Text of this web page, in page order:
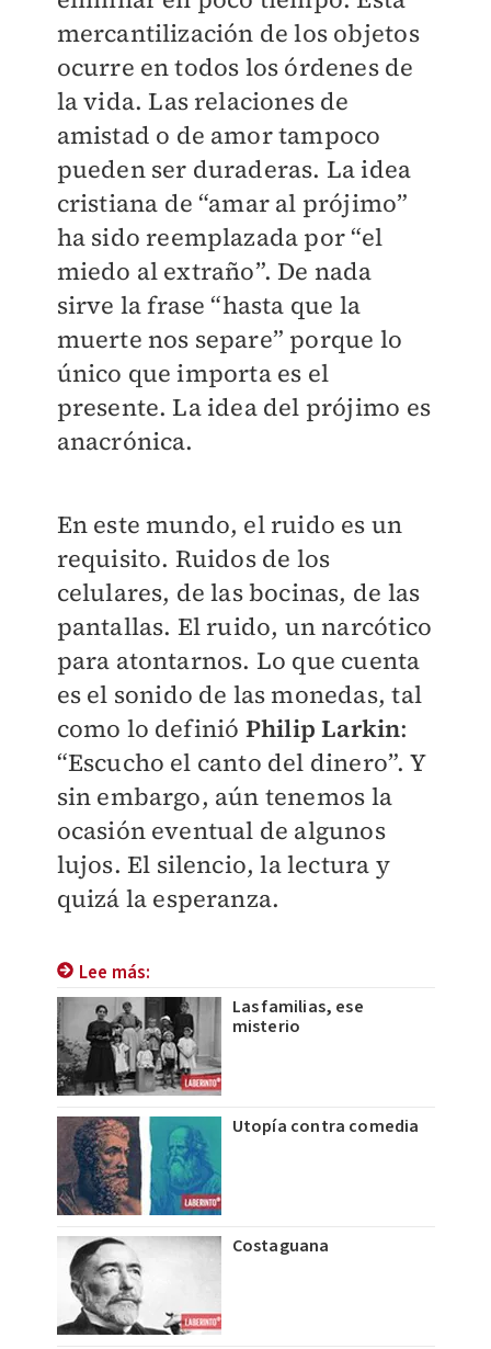
mercantilización de los objetos
ocurre en todos los órdenes de
la vida. Las relaciones de
amistad o de amor tampoco
pueden ser duraderas. La idea
cristiana de “amar al prójimo”
ha sido reemplazada por “el
miedo al extraño”. De nada
sirve la frase “hasta que la
muerte nos separe” porque lo
único que importa es el
presente. La idea del prójimo es
anacrónica.
En este mundo, el ruido es un
requisito. Ruidos de los
celulares, de las bocinas, de las
pantallas. El ruido, un narcótico
para atontarnos. Lo que cuenta
es el sonido de las monedas, tal
como lo definió Philip Larkin:
“Escucho el canto del dinero”. Y
sin embargo, aún tenemos la
ocasión eventual de algunos
lujos. El silencio, la lectura y
quizá la esperanza.
Lee más:
Las familias, ese
misterio
Utopía contra comedia
Costaguana